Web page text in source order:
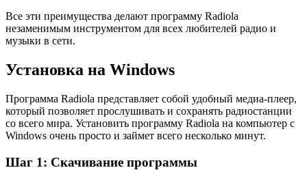
Все эти преимущества делают программу Radiola
незаменимым инструментом для всех любителей радио и
музыки в сети.
Установка на Windows
Программа Radiola представляет собой удобный медиа-плеер,
который позволяет прослушивать и сохранять радиостанции
со всего мира. Установить программу Radiola на компьютер с
Windows очень просто и займет всего несколько минут.
Шаг 1: Скачивание программы